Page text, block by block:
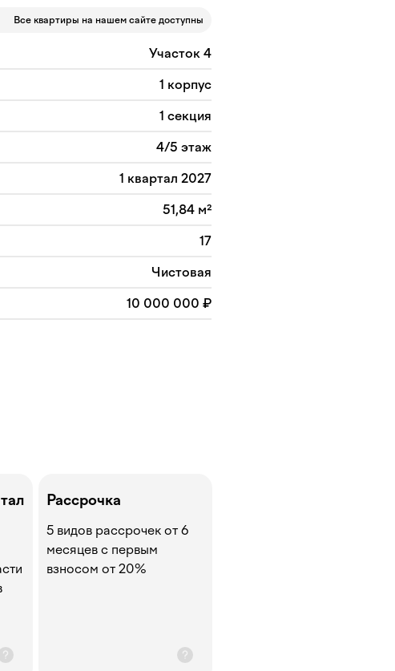
Все квартиры на нашем сайте доступны
Участок 4
1 корпус
1 секция
4/5 этаж
1 квартал 2027
51,84 м²
17
Чистовая
10 000 000 ₽
Рассрочка
5 видов рассрочек от 6
месяцев с первым
взносом от 20%